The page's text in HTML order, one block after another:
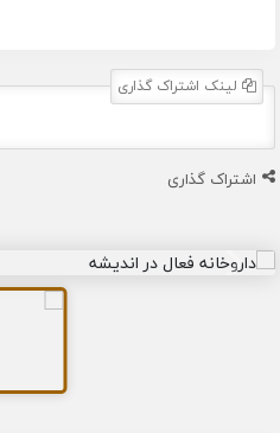
لینک اشتراک گذاری
اشتراک گذاری